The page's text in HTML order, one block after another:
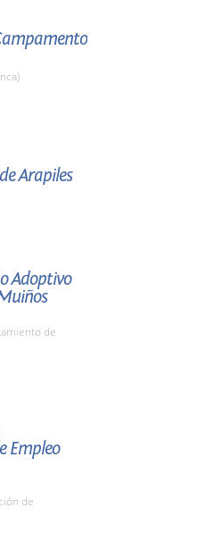
Arapiles
Adoptivo
de
Empleo
de